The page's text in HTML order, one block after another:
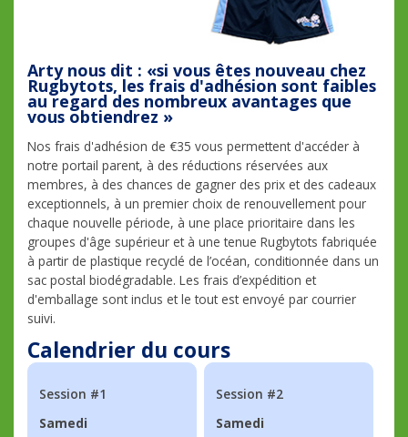
Arty nous dit : «si vous êtes nouveau chez
Rugbytots, les frais d'adhésion sont faibles
au regard des nombreux avantages que
vous obtiendrez »
Nos frais d'adhésion de €35 vous permettent d'accéder à
notre portail parent, à des réductions réservées aux
membres, à des chances de gagner des prix et des cadeaux
exceptionnels, à un premier choix de renouvellement pour
chaque nouvelle période, à une place prioritaire dans les
groupes d'âge supérieur et à une tenue Rugbytots fabriquée
à partir de plastique recyclé de l’océan, conditionnée dans un
sac postal biodégradable. Les frais d’expédition et
d'emballage sont inclus et le tout est envoyé par courrier
suivi.
Calendrier du cours
Session #1
Samedi
Session #2
Samedi